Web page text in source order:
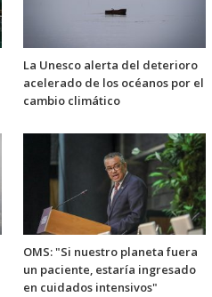
La Unesco alerta del deterioro
acelerado de los océanos por el
cambio climático
OMS: "Si nuestro planeta fuera
un paciente, estaría ingresado
en cuidados intensivos"